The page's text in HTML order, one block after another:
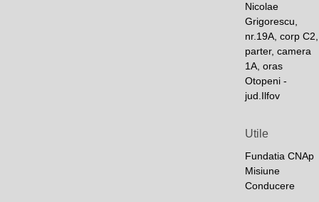
Nicolae
Grigorescu,
nr.19A, corp C2,
parter, camera
1A, oras
Otopeni -
jud.Ilfov
Utile
Fundatia CNAp
Misiune
Conducere